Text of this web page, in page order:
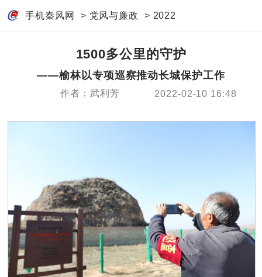
手机秦风网 > 党风与廉政 > 2022
1500多公里的守护
——榆林以专项巡察推动长城保护工作
作者：武利芳 2022-02-10 16:48